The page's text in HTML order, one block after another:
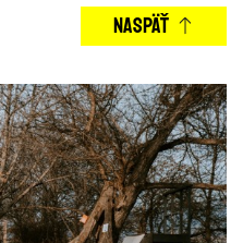
NASPÄŤ